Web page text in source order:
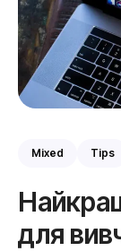
Mixed Tips
для